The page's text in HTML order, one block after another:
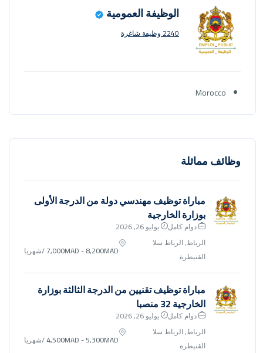
الوظيفة العمومية
2240 وظيفة شاغرة
Morocco
وظائف مماثلة
مباراة توظيف مهندسي دولة من الدرجة الأولى
بوزارة الخارجية
دوام كامل
يوليو 26, 2026
الرباط, الرباط سلا
القنيطرة
7,000MAD - 8,200MAD/شهريا
مباراة توظيف تقنيين من الدرجة الثالثة بوزارة
الخارجية 32 منصبا
دوام كامل
يوليو 26, 2026
الرباط, الرباط سلا
القنيطرة
4,500MAD - 5,300MAD/شهريا